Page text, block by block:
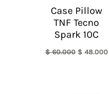
Case Pillow
TNF Tecno
Spark 10C
$60.000 $ 48.000